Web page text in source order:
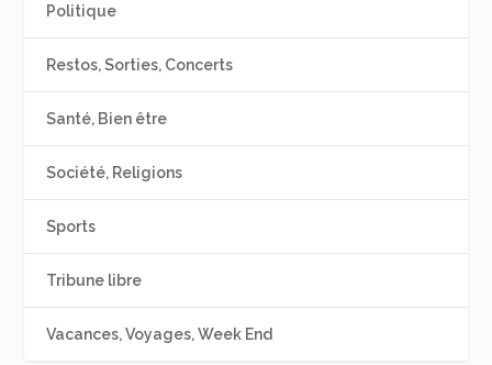
Politique
Restos, Sorties, Concerts
Santé, Bien être
Société, Religions
Sports
Tribune libre
Vacances, Voyages, Week End